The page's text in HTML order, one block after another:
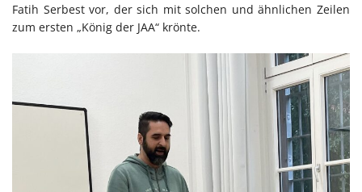
Fatih Serbest vor, der sich mit solchen und ähnlichen Zeilen
zum ersten „König der JAA“ krönte.